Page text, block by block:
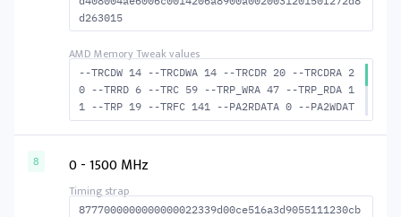
d263015
--TRCDW 14 --TRCDWA 14 --TRCDR 20 --TRCDRA 2
0 --TRRD 6 --TRC 59 --TRP_WRA 47 --TRP_RDA 1
1 --TRP 19 --TRFC 141 --PA2RDATA 0 --PA2WDAT
A 0 --TFAW 10 --TCRCRL 2 --TCRCWL 6 --TFAW32
MACTWR 45 --RAS2RAS 141 --RP 38 --WRPLUSRP 4
8 0 - 1500 MHz
8777000000000000022339d00ce516a3d9055111230cb